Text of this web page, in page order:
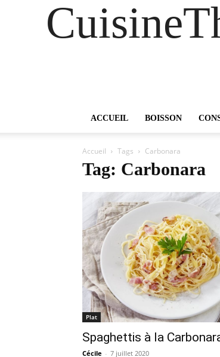
ACCUEIL BOISSON
Accueil Tags Carbonara
Tag: Carbonara
Plat
Spaghettis à la
Cécile - 7 juillet 2020